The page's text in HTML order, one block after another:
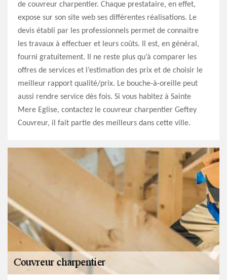
de couvreur charpentier. Chaque prestataire, en effet,
expose sur son site web ses différentes réalisations. Le
devis établi par les professionnels permet de connaitre
les travaux à effectuer et leurs coûts. Il est, en général,
fourni gratuitement. Il ne reste plus qu’à comparer les
offres de services et l’estimation des prix et de choisir le
meilleur rapport qualité/prix. Le bouche-à-oreille peut
aussi rendre service dès fois. Si vous habitez à Sainte
Mere Eglise, contactez le couvreur charpentier Geftey
Couvreur, il fait partie des meilleurs dans cette ville.